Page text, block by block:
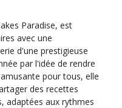
Paradise, est
avec une
d'une prestigieuse
par l'idée de rendre
pour tous, elle
des recettes
adaptées aux rythmes